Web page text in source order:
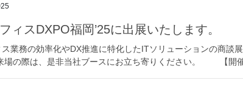
ィスDXPO福岡’25に出展いたします。
業務の効率化やDX推進に特化したITソリューションの商談
場の際は、是非当社ブースにお立ち寄りください。 【開